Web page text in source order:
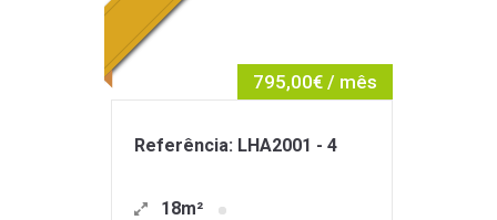
795,00€ / mês
Referência: LHA2001 - 4
18m²